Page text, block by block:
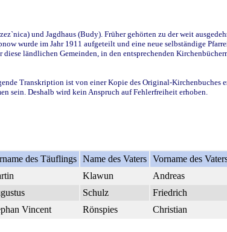
und Jagdhaus (Budy). Früher gehörten zu der weit
wurde im Jahr 1911 aufgeteilt und eine neue selbständige
ländlichen Gemeinden, in den entsprechenden
Transkription ist von einer Kopie des Original-Kirchenbuches
sein. Deshalb wird kein Anspruch auf Fehlerfreiheit erhoben.
des Täuflings Name des Vaters Vorname des
Klawun Andreas
Schulz Friedrich
Vincent Rönspies Christian